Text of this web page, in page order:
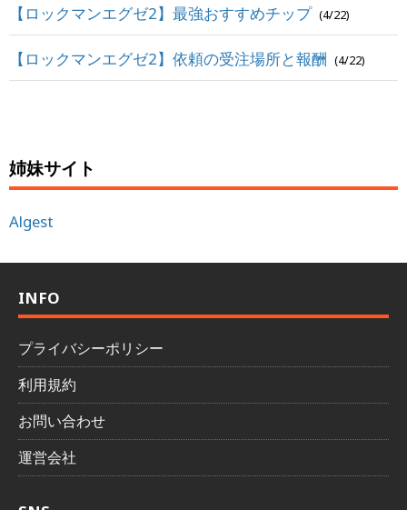
【ロックマンエグゼ2】最強おすすめチップ (4/22)
【ロックマンエグゼ2】依頼の受注場所と報酬 (4/22)
姉妹サイト
Algest
INFO
プライバシーポリシー
利用規約
お問い合わせ
運営会社